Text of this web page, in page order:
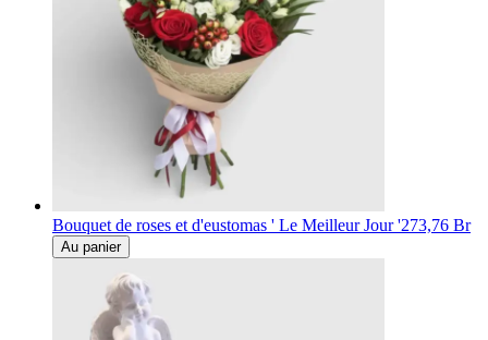
Bouquet de roses et d'eustomas ' Le Meilleur Jour '273,76 Br
Au panier